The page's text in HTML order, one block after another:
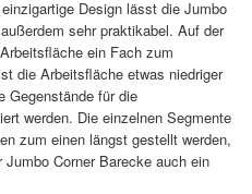
Design lässt die Jumbo
sehr praktikabel. Auf der
ein Fach zum
die Arbeitsfläche etwas niedriger
Gegenstände für die
werden. Die einzelnen Segmente
zum einen längst gestellt werden,
Corner Barecke auch ein